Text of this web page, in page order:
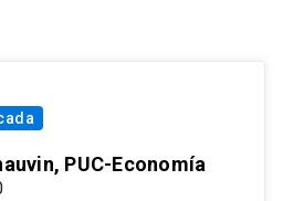
PUC-Economía